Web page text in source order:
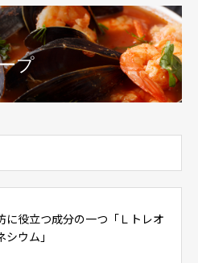
プ
に役立つ成分の一つ「Ｌトレオ
シウム」